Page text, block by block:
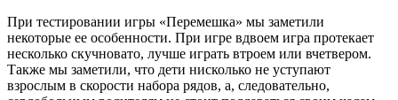
При тестировании игры «Перемешка» мы заметили
некоторые ее особенности. При игре вдвоем игра протекает
несколько скучновато, лучше играть втроем или вчетвером.
Также мы заметили, что дети нисколько не уступают
взрослым в скорости набора рядов, а, следовательно,